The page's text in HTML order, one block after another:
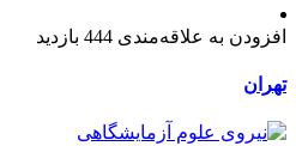
افزودن به علاقه‌مندی 444 بازدید
تهران